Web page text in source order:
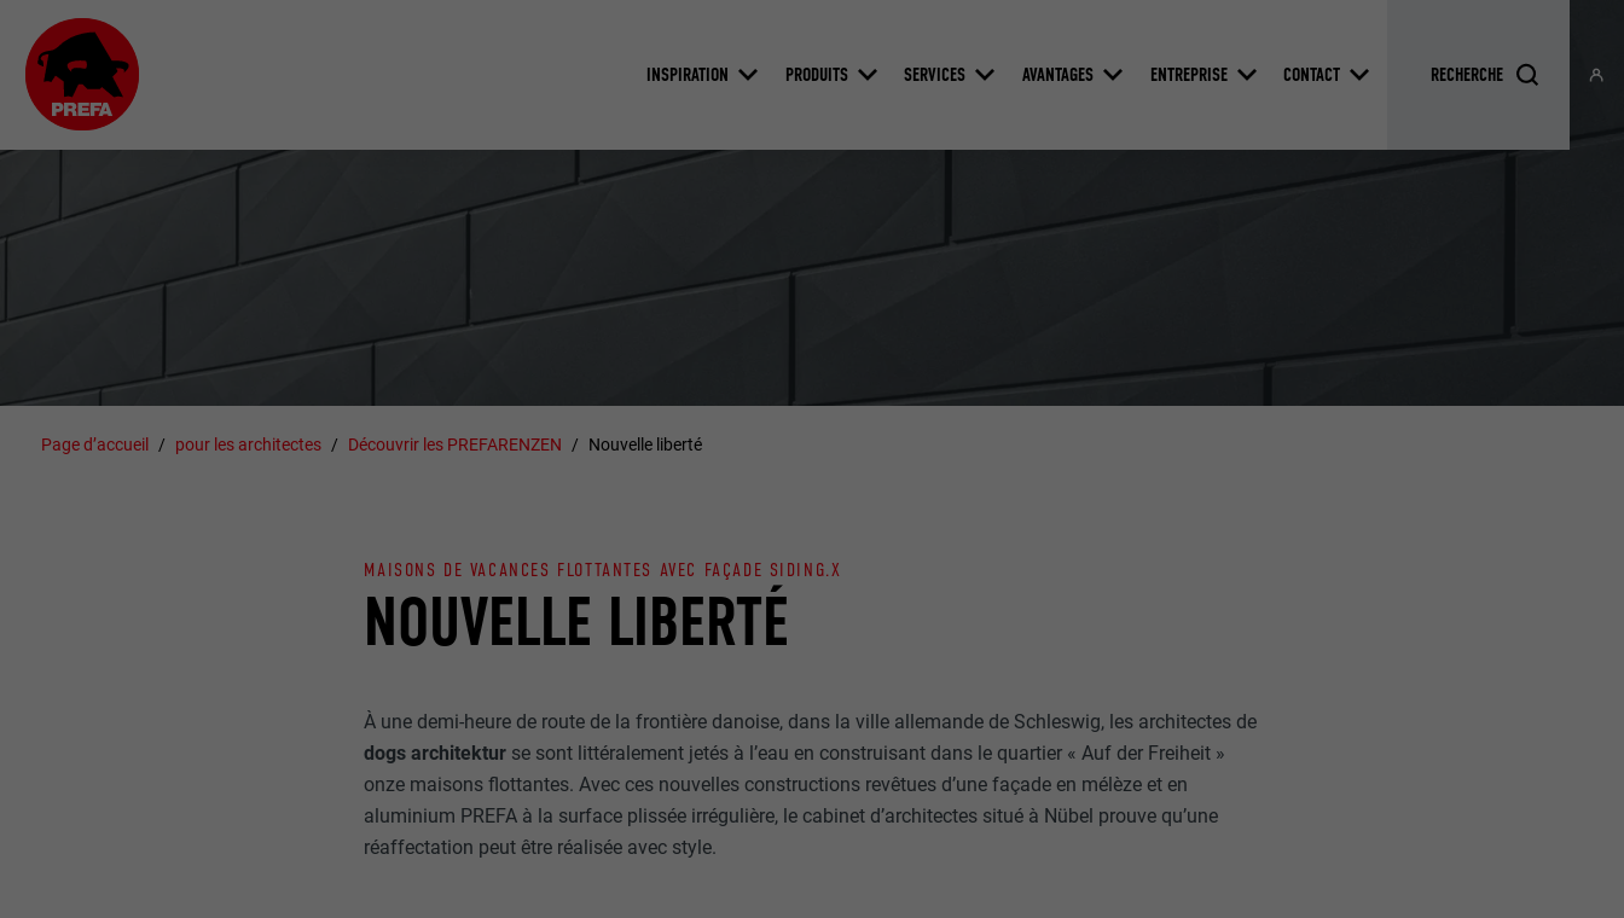
INSPIRATION PRODUITS SERVICES AVANTAGES ENTREPRISE CONTACT
Page d’accueil pour les architectes Découvrir les PREFARENZEN Nouvelle liberté
NOUVELLE LIBERTÉ
MAISONS DE VACANCES FLOTTANTES AVEC FAÇADE SIDING.X
À une demi-heure de route de la frontière danoise, dans la ville allemande de Schleswig, les architectes de
dogs architektur se sont littéralement jetés à l’eau en construisant dans le quartier « Auf der Freiheit »
onze maisons flottantes. Avec ces nouvelles constructions revêtues d’une façade en mélèze et en
aluminium PREFA à la surface plissée irrégulière, le cabinet d’architectes situé à Nübel prouve qu’une
réaffectation peut être réalisée avec style.